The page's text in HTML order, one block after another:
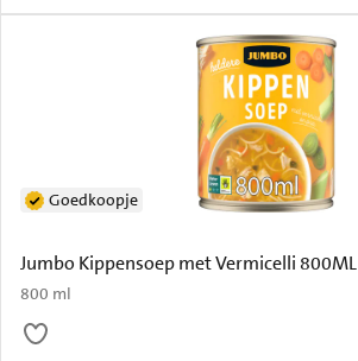
Jumbo Kippensoep met Vermicelli 800ML
800 ml
Goedkoopje